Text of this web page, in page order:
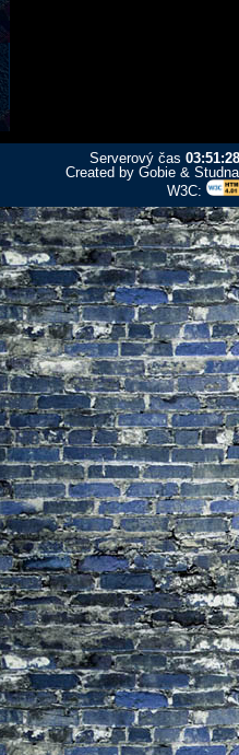
Serverový čas 03:51:28
Created by Gobie &
W3C: